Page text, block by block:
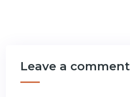
Leave a comment